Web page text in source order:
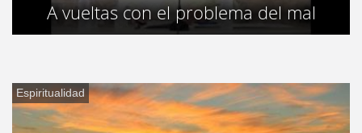
A vueltas con el problema del mal
Espiritualidad